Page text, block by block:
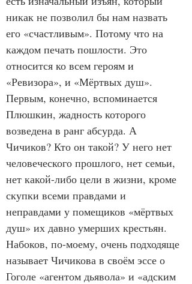
никак не позволил бы нам назвать
его «счастливым». Потому что на
каждом печать пошлости. Это
относится ко всем героям и
«Ревизора», и «Мёртвых душ».
Первым, конечно, вспоминается
Плюшкин, жадность которого
возведена в ранг абсурда. А
Чичиков? Кто он такой? У него нет
человеческого прошлого, нет семьи,
нет какой-либо цели в жизни, кроме
скупки всеми правдами и
неправдами у помещиков «мёртвых
душ» их давно умерших крестьян.
Набоков, по-моему, очень подходяще
называет Чичикова в своём эссе о
Гоголе «агентом дьявола» и «адским